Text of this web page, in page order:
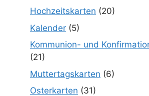
Hochzeitskarten (20)
Kalender (5)
Kommunion- und
(21)
Muttertagskarten (6)
Osterkarten (31)